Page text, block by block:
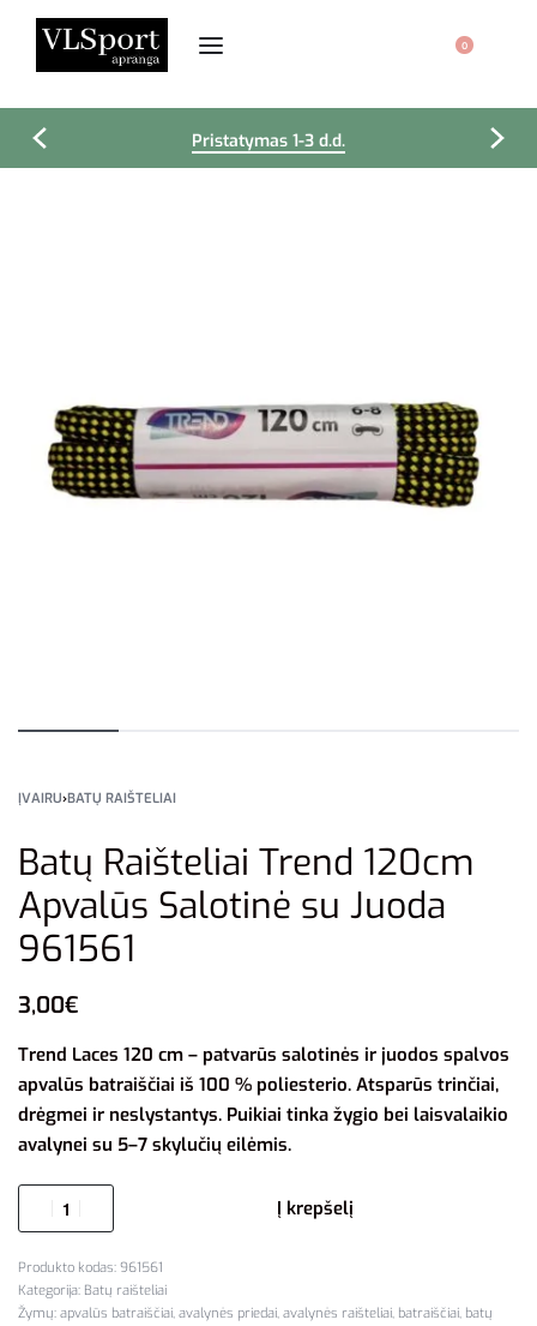
0
Pristatymas 1-3 d.d.
ĮVAIRU›BATŲ RAIŠTELIAI
Batų Raišteliai Trend 120cm
Apvalūs Salotinė su Juoda
961561
3,00€
Trend Laces 120 cm – patvarūs salotinės ir juodos spalvos
apvalūs batraiščiai iš 100 % poliesterio. Atsparūs trinčiai,
drėgmei ir neslystantys. Puikiai tinka žygio bei laisvalaikio
avalynei su 5–7 skylučių eilėmis.
Į krepšelį
961561
Kategorija: Batų raišteliai
Žymų: apvalūs batraiščiai, avalynės priedai, avalynės raišteliai, batraiščiai, batų